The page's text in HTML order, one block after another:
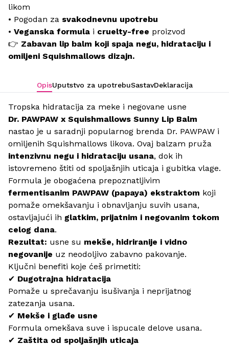
likom
• Pogodan za svakodnevnu upotrebu
• Veganska formula i cruelty-free proizvod
👉 Zabavan lip balm koji spaja negu, hidrataciju i
omiljeni Squishmallows dizajn.
OpisUputstvo za upotrebuSastavDeklaracija
Tropska hidratacija za meke i negovane usne
Dr. PAWPAW x Squishmallows Sunny Lip Balm
nastao je u saradnji popularnog brenda Dr. PAWPAW i
omiljenih Squishmallows likova. Ovaj balzam pruža
intenzivnu negu i hidrataciju usana, dok ih
istovremeno štiti od spoljašnjih uticaja i gubitka vlage.
Formula je obogaćena prepoznatljivim
fermentisanim PAWPAW (papaya) ekstraktom koji
pomaže omekšavanju i obnavljanju suvih usana,
ostavljajući ih glatkim, prijatnim i negovanim tokom
celog dana.
Rezultat: usne su mekše, hidriranije i vidno
negovanije uz neodoljivo zabavno pakovanje.
Ključni benefiti koje ćeš primetiti:
✔ Dugotrajna hidratacija
Pomaže u sprečavanju isušivanja i neprijatnog
zatezanja usana.
✔ Mekše i glađe usne
Formula omekšava suve i ispucale delove usana.
✔ Zaštita od spoljašnjih uticaja